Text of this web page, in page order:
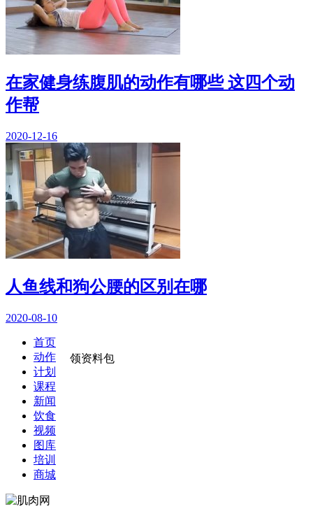
在家健身练腹肌的动作有哪些 这四个动
作帮
2020-12-16
人鱼线和狗公腰的区别在哪
2020-08-10
领资料包
首页
动作
计划
课程
新闻
饮食
视频
图库
培训
商城